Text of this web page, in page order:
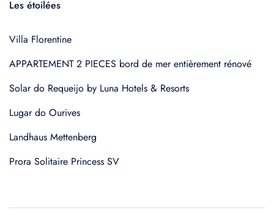
Les étoilées
Villa Florentine
APPARTEMENT 2 PIECES bord de mer entièrement rénové
Solar do Requeijo by Luna Hotels & Resorts
Lugar do Ourives
Landhaus Mettenberg
Prora Solitaire Princess SV